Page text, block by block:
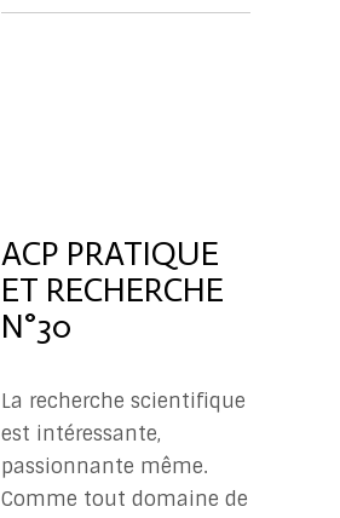
PR
ACP PRATIQUE
ET RECHERCHE
N°30
La recherche scientifique
est intéressante,
passionnante même.
Comme tout domaine de